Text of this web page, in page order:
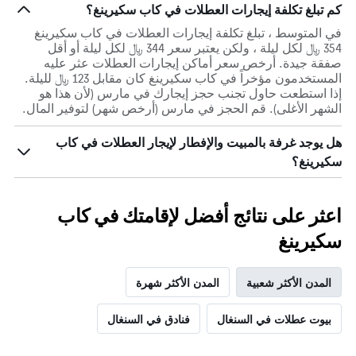
كم تبلغ تكلفة إيجارات العطلات في كاب سكيرينغ؟
في المتوسط ، تبلغ تكلفة إيجارات العطلات في كاب سكيرينغ
354 ﷼ لكل ليلة ، ولكن يعتبر سعر 344 ﷼ لكل ليلة أو أقل
صفقة جيدة. أرخص سعر أماكن إيجارات العطلات عثر عليه
المستخدمون مؤخراً في كاب سكيرينغ كان مقابل 123 ﷼ لليلة.
إذا استطعت حاول تجنب حجز إيجارك في مارس (لأن هذا هو
الشهر الأغلى). قم الحجز في مارس (أرخص شهر) لتوفير المال.
هل يوجد غرفة بالمبيت والإفطار لإيجار العطلات في كاب
سكيرينغ؟
اعثر على نتائج أفضل لإقامتك في كاب
سكيرينغ
المدن الأكثر شعبية المدن الأكثر شهرة
بيوت عطلات في السنغال فنادق في السنغال